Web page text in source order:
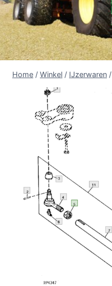
Home / Winkel / IJzerwaren /